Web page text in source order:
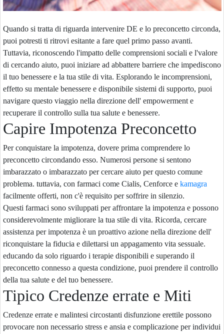
Quando si tratta di riguarda intervenire DE e lo preconcetto circonda,
puoi potresti ti ritrovi esitante a fare quel primo passo avanti.
Tuttavia, riconoscendo l'impatto delle comprensioni sociali e l'valore
di cercando aiuto, puoi iniziare ad abbattere barriere che impediscono
il tuo benessere e la tua stile di vita. Esplorando le incomprensioni,
effetto su mentale benessere e disponibile sistemi di supporto, puoi
navigare questo viaggio nella direzione dell' empowerment e
recuperare il controllo sulla tua salute e benessere.
Capire Impotenza Preconcetto
Per conquistare la impotenza, dovere prima comprendere lo
preconcetto circondando esso. Numerosi persone si sentono
imbarazzato o imbarazzato per cercare aiuto per questo comune
problema. tuttavia, con farmaci come Cialis, Cenforce e kamagra
facilmente offerti, non c'è requisito per soffrire in silenzio.
Questi farmaci sono sviluppati per affrontare la impotenza e possono
considerevolmente migliorare la tua stile di vita. Ricorda, cercare
assistenza per impotenza è un proattivo azione nella direzione dell'
riconquistare la fiducia e dilettarsi un appagamento vita sessuale.
educando da solo riguardo i terapie disponibili e superando il
preconcetto connesso a questa condizione, puoi prendere il controllo
della tua salute e del tuo benessere.
Tipico Credenze errate e Miti
Credenze errate e malintesi circostanti disfunzione erettile possono
provocare non necessario stress e ansia e complicazione per individui